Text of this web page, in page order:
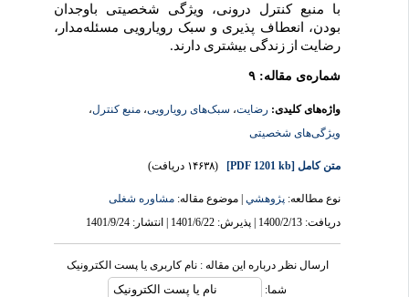
با منبع کنترل درونی، ویژگی شخصیتی باوجدان
بودن، انعطاف پذیری و سبک رویارویی‌ مسئله‌مدار،
رضایت از زندگی بیشتری دارند.
شماره‌ی مقاله: ۹
واژه‌های کلیدی:رضایت،سبک‌های رویارویی، منبع کنترل،
ویژگی‌های شخصیتی
متن کامل[PDF 1201 kb] (۱۴۶۳۸ دریافت)
نوع مطالعه:پژوهشي| موضوع مقاله:مشاوره شغلی
دریافت: 1400/2/13 | پذیرش: 1401/6/22 | انتشار: 1401/9/24
ارسال نظر درباره این مقاله : نام کاربری یا پست الکترونیک
شما: